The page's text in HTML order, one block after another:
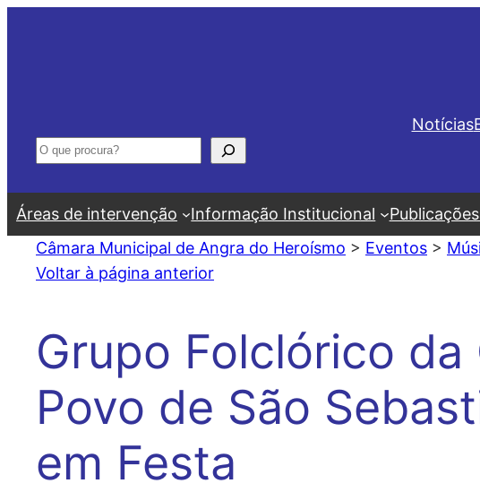
Notícias
Pesquisar
Áreas de intervenção Informação Institucional
Câmara Municipal de Angra do Heroísmo > Eventos >
Voltar à página anterior
Grupo Folclórico da
Povo de São
em Festa